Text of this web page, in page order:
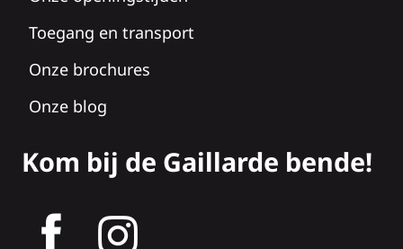
Toegang en transport
Onze brochures
Onze blog
Kom bij de Gaillarde bende!